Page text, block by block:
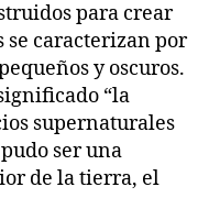
para crear
se caracterizan por
y oscuros.
“la
supernaturales
ser una
de la tierra, el